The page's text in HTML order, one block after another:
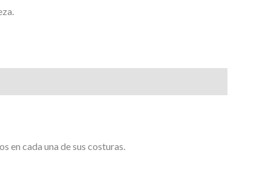
en cada una de sus costuras.